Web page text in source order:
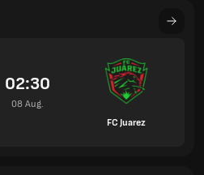
02:30
08 Aug.
FC Juarez